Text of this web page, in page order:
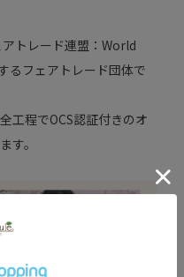
トレード連盟：World
フェアトレード団体で
工程でOCS認証付きのオ
す。